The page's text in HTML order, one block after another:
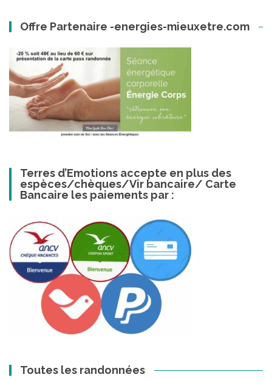
Offre Partenaire -energies-mieuxetre.com
Terres d’Emotions accepte en plus des
espèces/chèques/Vir bancaire/ Carte
Bancaire les paiements par :
Toutes les randonnées